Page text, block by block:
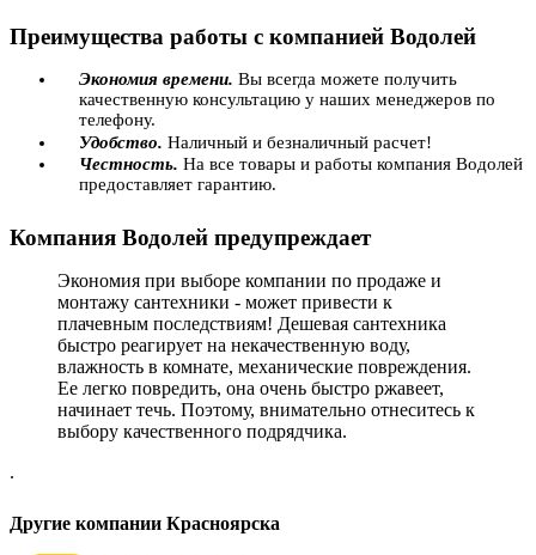
Преимущества работы с компанией Водолей
Экономия времени. Вы всегда можете получить
качественную консультацию у наших менеджеров по
телефону.
Удобство. Наличный и безналичный расчет!
Честность. На все товары и работы компания Водолей
предоставляет гарантию.
Компания Водолей предупреждает
Экономия при выборе компании по продаже и
монтажу сантехники - может привести к
плачевным последствиям! Дешевая сантехника
быстро реагирует на некачественную воду,
влажность в комнате, механические повреждения.
Ее легко повредить, она очень быстро ржавеет,
начинает течь. Поэтому, внимательно отнеситесь к
выбору качественного подрядчика.
.
Другие компании Красноярска